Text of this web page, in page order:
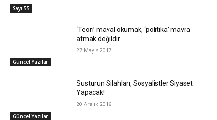
Sayı 55
Güncel Yazılar
‘Teori’ maval okumak, ‘politika’ mavra
atmak değildir
27 Mayıs 2017
Güncel Yazılar
Susturun Silahları, Sosyalistler Siyaset
Yapacak!
20 Aralık 2016